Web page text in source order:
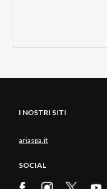
I NOSTRI SITI
ariaspa.it
SOCIAL